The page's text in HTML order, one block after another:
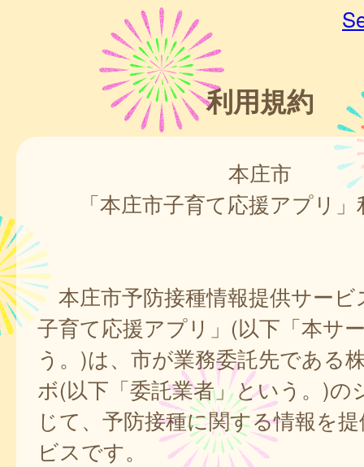
利用規約
本庄市
「本庄市子育て応援アプリ
本庄市予防接種情報提供サービ
子育て応援アプリ」(以下「本サ
う。)は、市が業務委託先である
ボ(以下「委託業者」という。)の
じて、予防接種に関する情報を
ビスです。